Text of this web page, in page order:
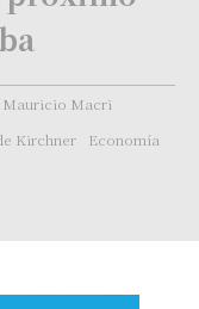
Mauricio Macri
Kirchner
Economía